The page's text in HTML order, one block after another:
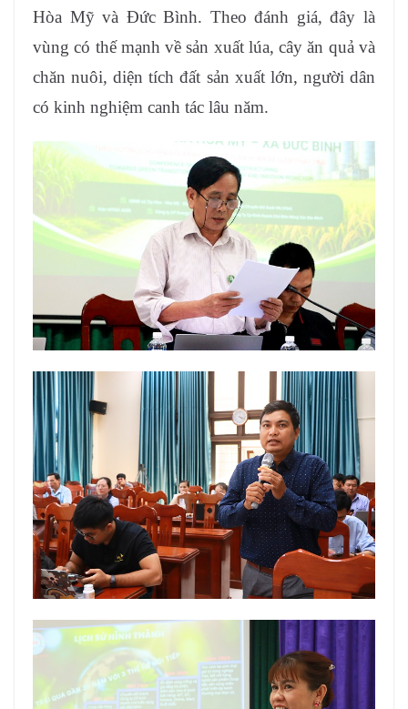
Hòa Mỹ và Đức Bình. Theo đánh giá, đây là
vùng có thế mạnh về sản xuất lúa, cây ăn quả và
chăn nuôi, diện tích đất sản xuất lớn, người dân
có kinh nghiệm canh tác lâu năm.